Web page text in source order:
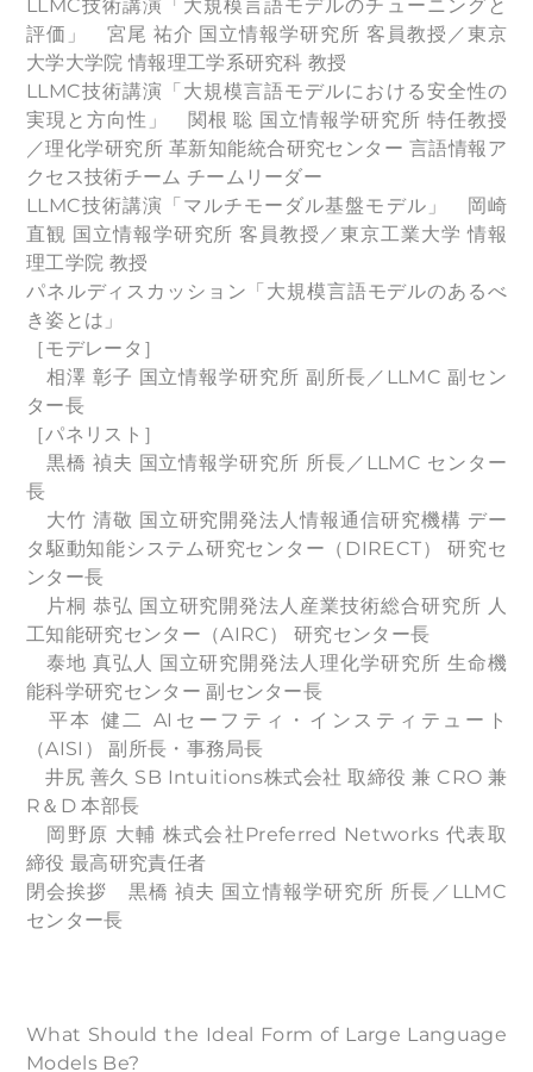
LLMC技術講演「大規模言語モデルのチューニングと
評価」 宮尾 祐介 国立情報学研究所 客員教授／東京
大学大学院 情報理工学系研究科 教授
LLMC技術講演「大規模言語モデルにおける安全性の
実現と方向性」 関根 聡 国立情報学研究所 特任教授
／理化学研究所 革新知能統合研究センター 言語情報ア
クセス技術チーム チームリーダー
LLMC技術講演「マルチモーダル基盤モデル」 岡崎
直観 国立情報学研究所 客員教授／東京工業大学 情報
理工学院 教授
パネルディスカッション「大規模言語モデルのあるべ
き姿とは」
［モデレータ］
相澤 彰子 国立情報学研究所 副所長／LLMC 副セン
ター長
［パネリスト］
黒橋 禎夫 国立情報学研究所 所長／LLMC センター
長
大竹 清敬 国立研究開発法人情報通信研究機構 デー
タ駆動知能システム研究センター（DIRECT） 研究セ
ンター長
片桐 恭弘 国立研究開発法人産業技術総合研究所 人
工知能研究センター（AIRC） 研究センター長
泰地 真弘人 国立研究開発法人理化学研究所 生命機
能科学研究センター 副センター長
平本 健二 AIセーフティ・インスティテュート
（AISI） 副所長・事務局長
井尻 善久 SB Intuitions株式会社 取締役 兼 CRO 兼
R＆D 本部長
岡野原 大輔 株式会社Preferred Networks 代表取
締役 最高研究責任者
閉会挨拶 黒橋 禎夫 国立情報学研究所 所長／LLMC
センター長
What Should the Ideal Form of Large Language
Models Be?